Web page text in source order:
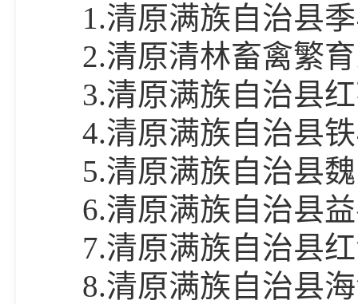
1.清原满族自治县
2.清原清林畜禽繁
3.清原满族自治县
4.清原满族自治县
5.清原满族自治县
6.清原满族自治县
7.清原满族自治县
8.清原满族自治县